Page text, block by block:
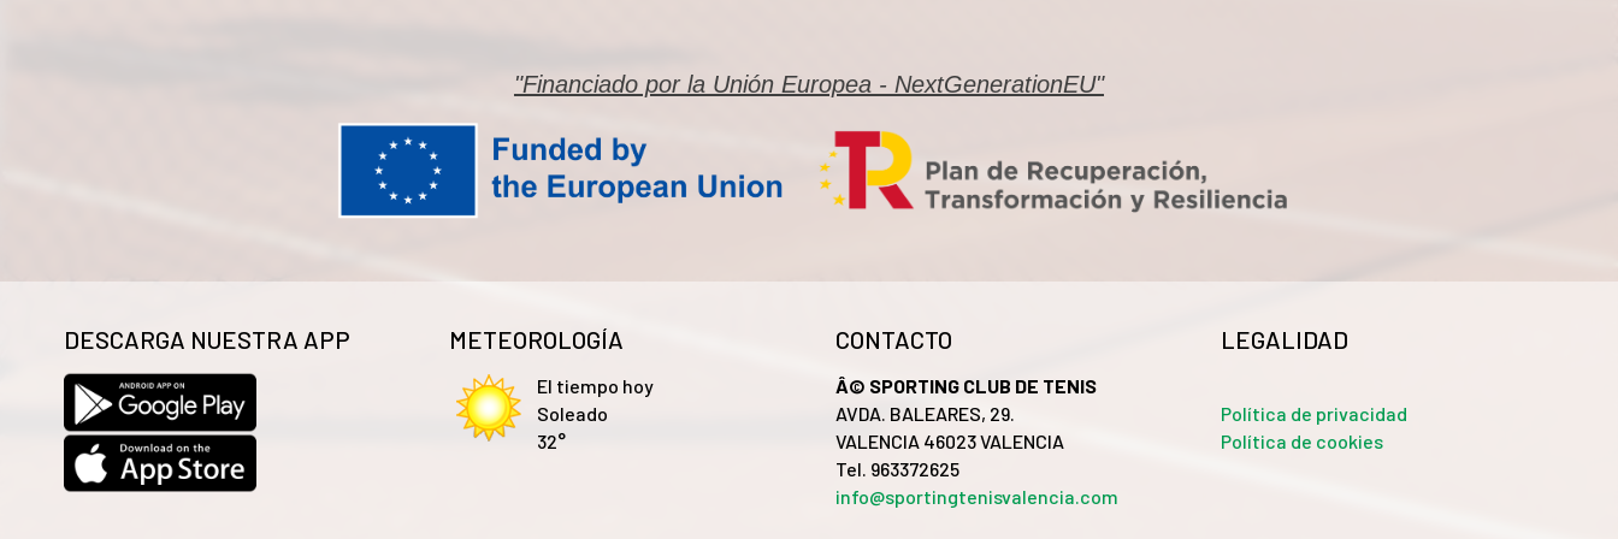
"Financiado por la Unión Europea - NextGenerationEU"
DESCARGA NUESTRA APP METEOROLOGÍA
El tiempo hoy
Soleado
32°
CONTACTO
Â© SPORTING CLUB DE TENIS
AVDA. BALEARES, 29.
VALENCIA 46023 VALENCIA
Tel. 963372625
info@sportingtenisvalencia.com
LEGALIDAD
Política de privacidad
Política de cookies